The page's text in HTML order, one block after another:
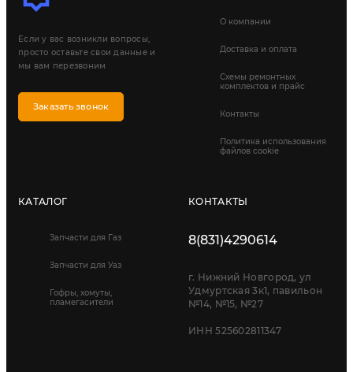
Если у вас возникли вопросы,
просто оставьте свои данные и
мы вам перезвоним
Заказать звонок
О компании
Доставка и оплата
Схемы ремонтных
комплектов и прайс
Контакты
Политика использования
файлов cookie
КАТАЛОГ
Запчасти для Газ
Запчасти для Уаз
Гофры, хомуты,
пламегасители
КОНТАКТЫ
8(831)4290614
г. Нижний Новгород, ул
Удмуртская 3к1, павильон
№14, №15, №27
ИНН 525602811347